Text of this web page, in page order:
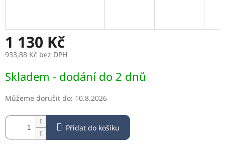
1 130 Kč
933,88 Kč bez DPH
cena:
Skladem - dodání do 2 dnů
Můžeme doručit do: 10.8.2026
Přidat do košíku